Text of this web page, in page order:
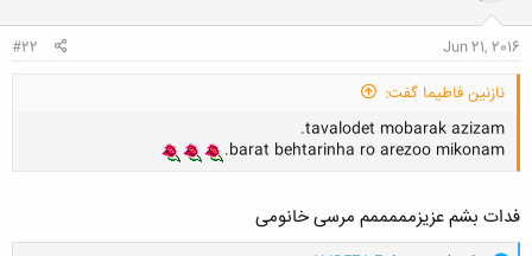
Jun 21, 2016
#22
نازنین فاطیما گفت:
tavalodet mobarak azizam.
barat behtarinha ro arezoo mikonam.
فدات بشم عزیزمممممم مرسی خانومی